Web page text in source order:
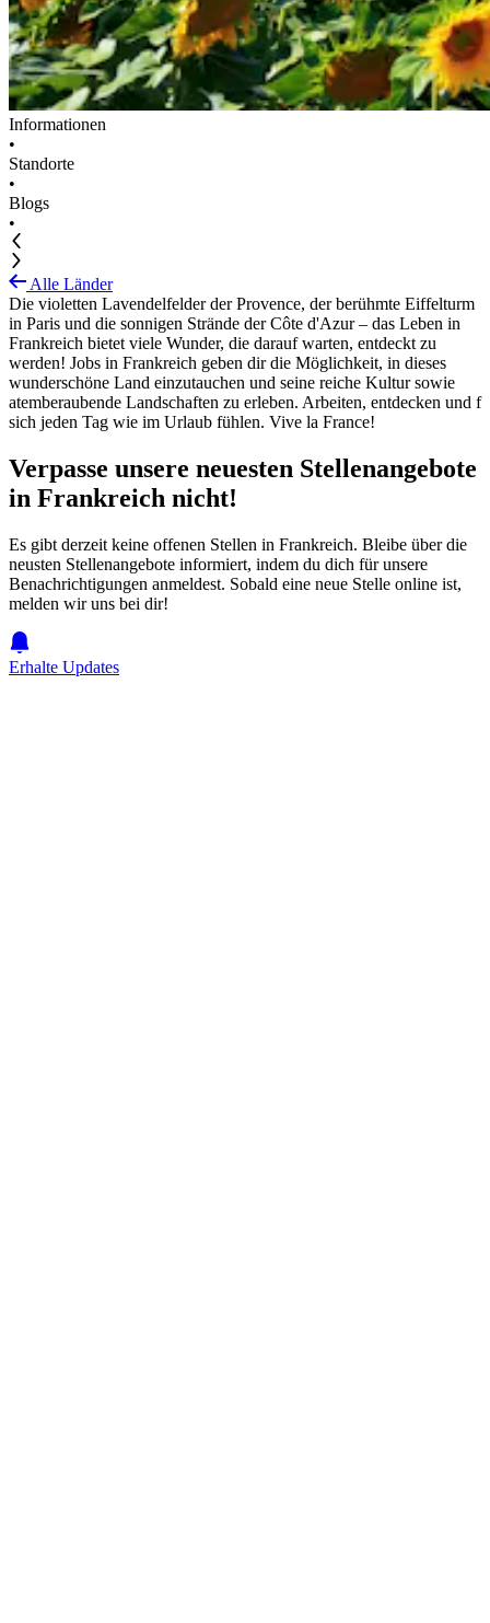
Informationen
•
Standorte
•
Blogs
•
Alle Länder
Die violetten Lavendelfelder der Provence, der berühmte Eiffelturm
in Paris und die sonnigen Strände der Côte d'Azur – das Leben in
Frankreich bietet viele Wunder, die darauf warten, entdeckt zu
werden! Jobs in Frankreich geben dir die Möglichkeit, in dieses
wunderschöne Land einzutauchen und seine reiche Kultur sowie
atemberaubende Landschaften zu erleben. Arbeiten, entdecken und f
sich jeden Tag wie im Urlaub fühlen. Vive la France!
Verpasse unsere neuesten Stellenangebote
in Frankreich nicht!
Es gibt derzeit keine offenen Stellen in Frankreich. Bleibe über die
neusten Stellenangebote informiert, indem du dich für unsere
Benachrichtigungen anmeldest. Sobald eine neue Stelle online ist,
melden wir uns bei dir!
Erhalte Updates